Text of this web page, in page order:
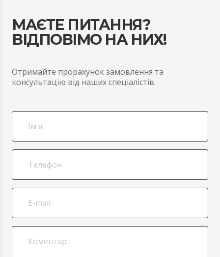
МАЄТЕ ПИТАННЯ?
ВІДПОВІМО НА НИХ!
Отримайте прорахунок замовлення та
консультацію від наших спеціалістів: